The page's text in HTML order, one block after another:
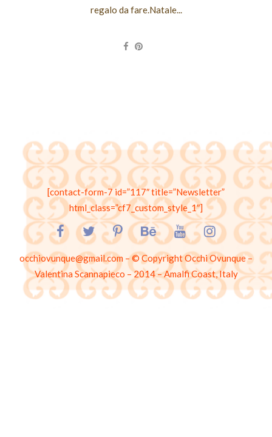
regalo da fare.Natale...
[contact-form-7 id=”117″ title=”Newsletter”
html_class=”cf7_custom_style_1″]
occhiovunque@gmail.com – © Copyright Occhi Ovunque –
Valentina Scannapieco – 2014 – Amalfi Coast, Italy